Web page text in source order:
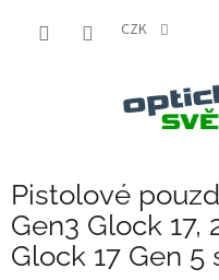
CZK
Pistolové
Gen3 Glock 17,
Glock 17 Gen